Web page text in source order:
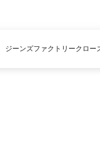
ジーンズファクトリークロー